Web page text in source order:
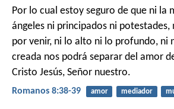
Por lo cual estoy seguro de que ni la
ángeles ni principados ni
por venir, ni lo alto ni lo profundo, ni
creada nos podrá separar del amor
Cristo Jesús, Señor nuestro.
Romanos 8:38-39 amor mediador